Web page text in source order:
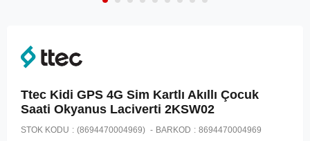
Ttec Kidi GPS 4G Sim Kartlı Akıllı Çocuk
Saati Okyanus Laciverti 2KSW02
STOK KODU (8694470004969) BARKOD : 8694470004969